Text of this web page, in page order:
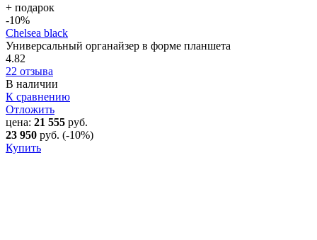
+ подарок
-10%
Chelsea black
Универсальный органайзер в форме планшета
4.82
22 отзыва
В наличии
К сравнению
Отложить
цена: 21 555 руб.
23 950 руб. (-10%)
Купить